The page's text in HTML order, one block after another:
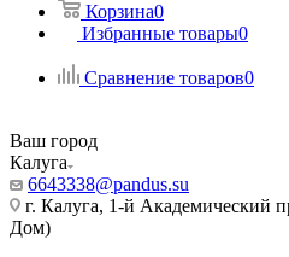
Корзина0
Избранные товары0
Сравнение товаров0
Ваш город
Калуга
6643338@pandus.su
г. Калуга, 1-й Академический
Дом)